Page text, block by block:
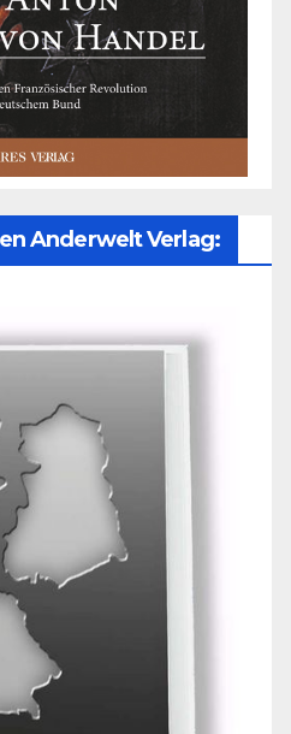
Anderwelt Verlag: